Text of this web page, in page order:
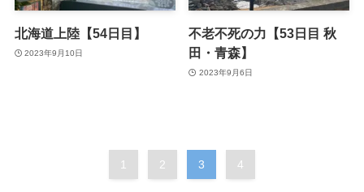
北海道上陸【54日目】
2023年9月10日
不老不死の力【53日目 秋
田・青森】
2023年9月6日
1 2 3 4